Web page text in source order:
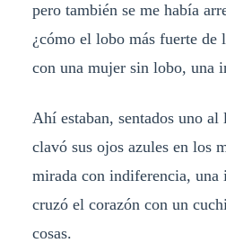
pero también se me había
¿cómo el lobo más fuerte de
con una mujer sin lobo, una
Ahí estaban, sentados uno
clavó sus ojos azules en los
mirada con indiferencia, una
cruzó el corazón con un
cosas.